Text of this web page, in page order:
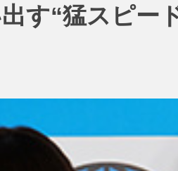
す“猛スピー